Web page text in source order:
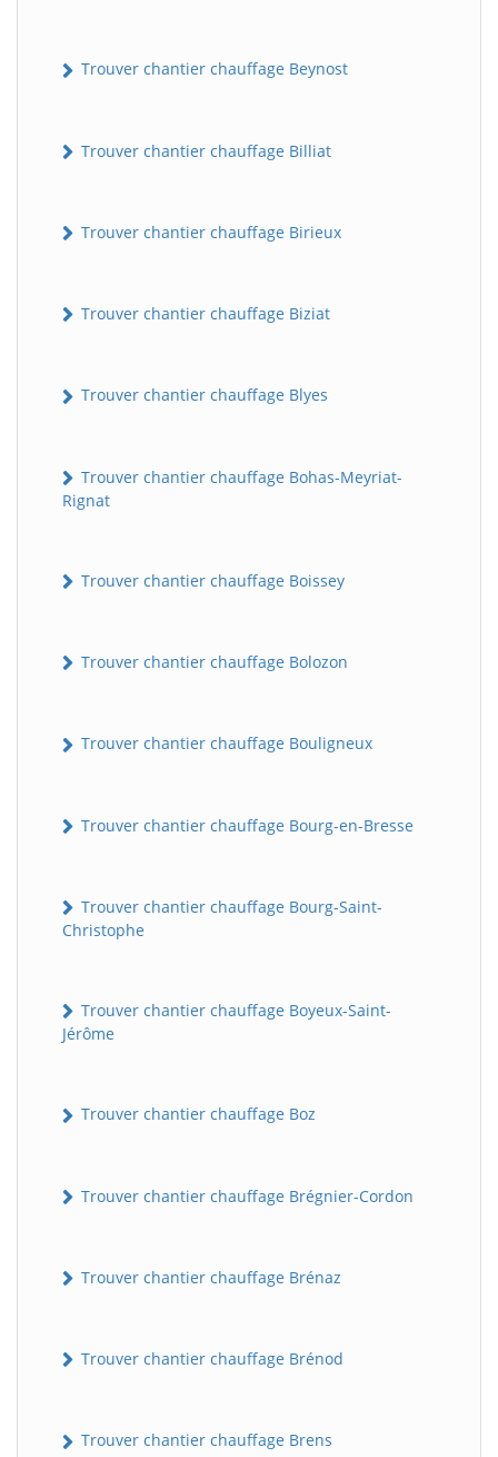
Trouver chantier chauffage Beynost
Trouver chantier chauffage Billiat
Trouver chantier chauffage Birieux
Trouver chantier chauffage Biziat
Trouver chantier chauffage Blyes
Trouver chantier chauffage Bohas-Meyriat-
Rignat
Trouver chantier chauffage Boissey
Trouver chantier chauffage Bolozon
Trouver chantier chauffage Bouligneux
Trouver chantier chauffage Bourg-en-Bresse
Trouver chantier chauffage Bourg-Saint-
Christophe
Trouver chantier chauffage Boyeux-Saint-
Jérôme
Trouver chantier chauffage Boz
Trouver chantier chauffage Brégnier-Cordon
Trouver chantier chauffage Brénaz
Trouver chantier chauffage Brénod
Trouver chantier chauffage Brens